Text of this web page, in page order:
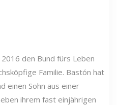
den Bund fürs Leben
Familie. Bastón hat
einen Sohn aus einer
ihrem fast einjährigen